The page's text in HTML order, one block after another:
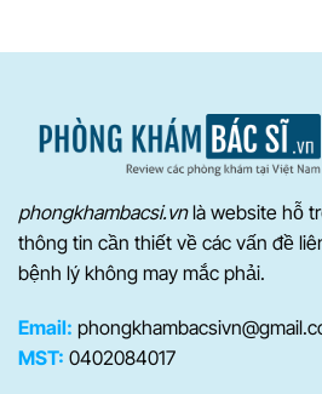
phongkhambacsi.vnlà website hỗ
thông tin cần thiết về các vấn đề
bệnh lý không may mắc phải.
Email:
MST: 0402084017